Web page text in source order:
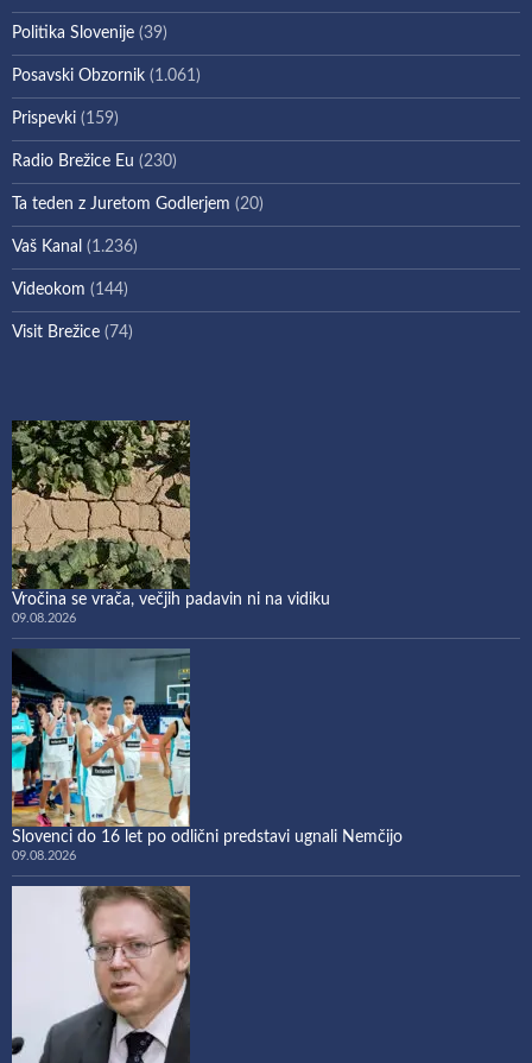
Politika Slovenije (39)
Posavski Obzornik (1.061)
Prispevki (159)
Radio Brežice Eu (230)
Ta teden z Juretom Godlerjem (20)
Vaš Kanal (1.236)
Videokom (144)
Visit Brežice (74)
Vročina se vrača, večjih padavin ni na vidiku
09.08.2026
Slovenci do 16 let po odlični predstavi ugnali Nemčijo
09.08.2026